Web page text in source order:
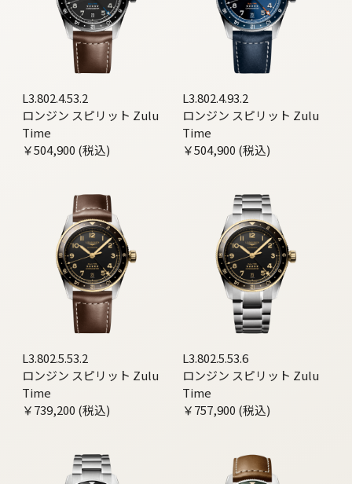
L3.802.4.53.2
ロンジン スピリット Zulu
Time
￥504,900 (税込)
L3.802.4.93.2
ロンジン スピリット Zulu
Time
￥504,900 (税込)
L3.802.5.53.2
ロンジン スピリット Zulu
Time
￥739,200 (税込)
L3.802.5.53.6
ロンジン スピリット Zulu
Time
￥757,900 (税込)